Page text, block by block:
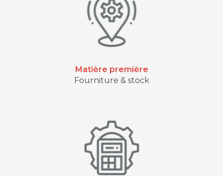
Matière première
Fourniture & stock